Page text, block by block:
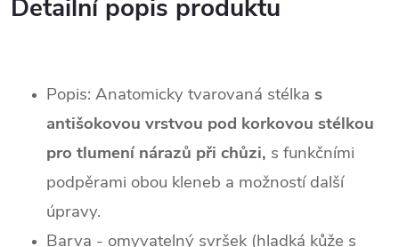
Detailní popis produktu
Popis: Anatomicky tvarovaná stélka s
antišokovou vrstvou pod korkovou stélkou
pro tlumení nárazů při chůzi, s funkčními
podpěrami obou kleneb a možností další
úpravy.
Barva - omyvatelný svršek (hladká kůže s